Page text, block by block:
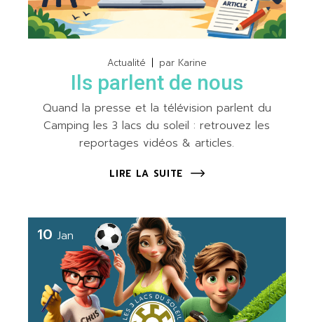
Actualité par Karine
Ils parlent de nous
Quand la presse et la télévision parlent du
Camping les 3 lacs du soleil : retrouvez les
reportages vidéos & articles.
LIRE LA SUITE
10 Jan